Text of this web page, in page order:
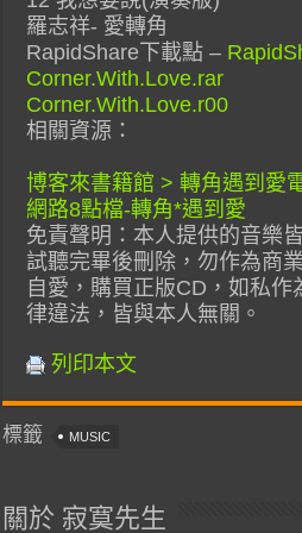
羅志祥- 愛轉角
RapidShare下載點 –
Corner.With.Love.rar
Corner.With.Love.r00
相關資源：
博客來書籍館 > 轉角遇到愛
網路8點檔-轉角*遇到愛
免責聲明：本人提供的音樂
試聽完畢後刪除，勿作為商
自愛，購買正版CD，如私
律違法，皆與本人無關。
列印本文
標籤 MUSIC
關於 寂寞先生